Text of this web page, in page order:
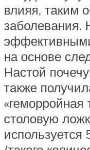
влияя, таким
заболевания.
на основе
Настой
также
«геморройная
столовую
используется